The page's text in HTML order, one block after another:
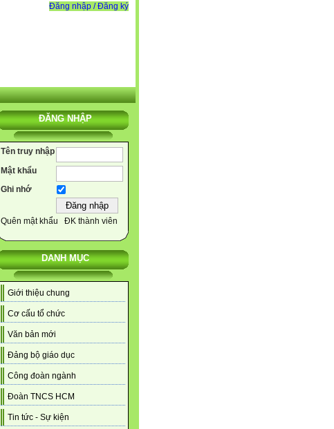
Đăng nhập / Đăng ký
ĐĂNG NHẬP
Tên truy nhập
Mật khẩu
Ghi nhớ
Quên mật khẩu ĐK thành viên
DANH MỤC
Giới thiệu chung
Cơ cấu tổ chức
Văn bản mới
Đảng bộ giáo dục
Công đoàn ngành
Đoàn TNCS HCM
Tin tức - Sự kiện